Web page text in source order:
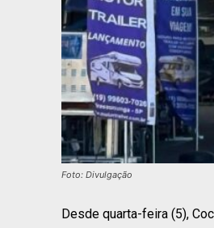
Foto: Divulgação
Desde quarta-feira (5),